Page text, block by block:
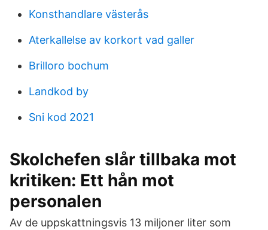
Konsthandlare västerås
Aterkallelse av korkort vad galler
Brilloro bochum
Landkod by
Sni kod 2021
Skolchefen slår tillbaka mot
kritiken: Ett hån mot
personalen
Av de uppskattningsvis 13 miljoner liter som